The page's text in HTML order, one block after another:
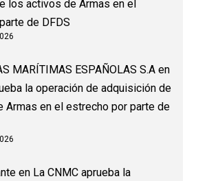
los activos de Armas en el
de DFDS
MARÍTIMAS ESPAÑOLAS S.A en
la operación de adquisición de
Armas en el estrecho por parte de
en La CNMC aprueba la